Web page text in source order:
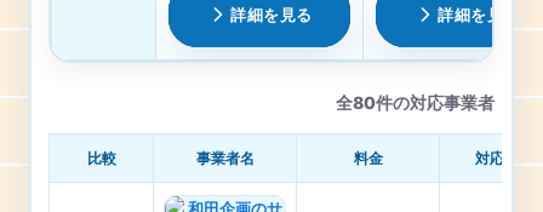
詳細を見る 詳細を見る
全80件の対応事業者
比較 事業者名 料金 対応エリ